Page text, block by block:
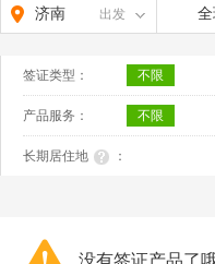
济南 出发
签证类型： 不限
产品服务： 不限
长期居住地 ：
没有签证产品了